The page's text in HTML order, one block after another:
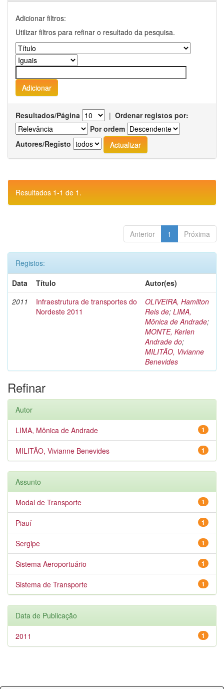
Adicionar filtros:
Utilizar filtros para refinar o resultado da pesquisa.
Resultados/Página | Ordenar registos por:
Por ordem
Autores/Registo
Resultados 1-1 de 1.
Anterior 1 Próxima
Registos:
Data
Título
Autor(es)
2011
Infraestrutura de transportes do
Nordeste 2011
OLIVEIRA, Hamilton
Reis de; LIMA,
Mônica de Andrade;
MONTE, Kerlen
Andrade do;
MILITÃO, Vivianne
Benevides
Refinar
Autor
1
LIMA, Mônica de Andrade
1
MILITÃO, Vivianne Benevides
Assunto
1
Modal de Transporte
1
Piauí
1
Sergipe
1
Sistema Aeroportuário
1
Sistema de Transporte
Data de Publicação
1
2011